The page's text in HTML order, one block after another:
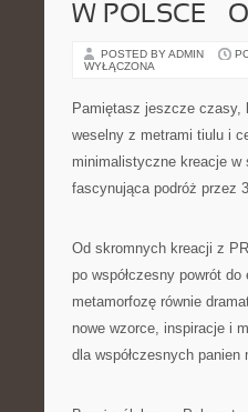
W POLSCE –
POSTED BY ADMIN
WYŁĄCZONA
Pamiętasz jeszcze czasy,
weselny z metrami tiulu i
minimalistyczne kreacje w
fascynująca podróż przez
Od skromnych kreacji z
po współczesny powrót
metamorfozę równie
nowe wzorce, inspiracje i
dla współczesnych panien